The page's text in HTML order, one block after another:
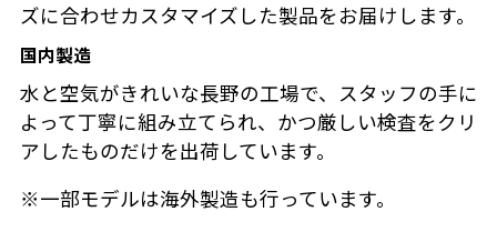
ズに合わせカスタマイズした製品をお届けします。
国内製造
水と空気がきれいな長野の工場で、スタッフの手に
よって丁寧に組み立てられ、かつ厳しい検査をクリ
アしたものだけを出荷しています。
※一部モデルは海外製造も行っています。